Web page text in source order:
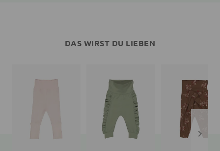
DAS WIRST DU LIEBEN